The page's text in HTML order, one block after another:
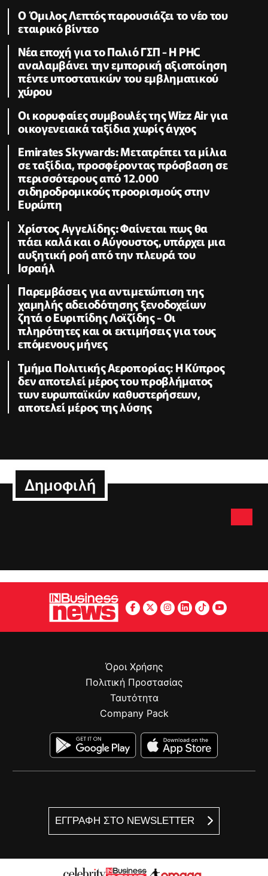
Ο Όμιλος Λεπτός παρουσιάζει το νέο του
εταιρικό βίντεο
Νέα εποχή για το Παλιό ΓΣΠ - Η PHC
αναλαμβάνει την εμπορική αξιοποίηση
πέντε υποστατικών του εμβληματικού
χώρου
Οι κορυφαίες συμβουλές της Wizz Air για
οικογενειακά ταξίδια χωρίς άγχος
Emirates Skywards: Μετατρέπει τα μίλια
σε ταξίδια, προσφέροντας πρόσβαση σε
περισσότερους από 12.000
σιδηροδρομικούς προορισμούς στην
Ευρώπη
Χρίστος Αγγελίδης: Φαίνεται πως θα
πάει καλά και ο Αύγουστος, υπάρχει μια
αυξητική ροή από την πλευρά του
Ισραήλ
Παρεμβάσεις για αντιμετώπιση της
χαμηλής αδειοδότησης ξενοδοχείων
ζητά ο Ευριπίδης Λοϊζίδης - Οι
πληρότητες και οι εκτιμήσεις για τους
επόμενους μήνες
Τμήμα Πολιτικής Αεροπορίας: Η Κύπρος
δεν αποτελεί μέρος του προβλήματος
των ευρωπαϊκών καθυστερήσεων,
αποτελεί μέρος της λύσης
Δημοφιλή
ΕΓΓΡΑΦΗ ΣΤΟ NEWSLETTER
Όροι Χρήσης
Πολιτική Προστασίας
Ταυτότητα
Company Pack